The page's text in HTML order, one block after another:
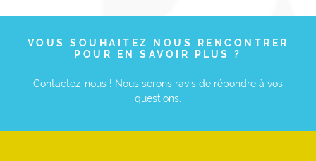
VOUS SOUHAITEZ NOUS RENCONTRER
POUR EN SAVOIR PLUS ?
Contactez-nous ! Nous serons ravis de répondre à vos
questions.